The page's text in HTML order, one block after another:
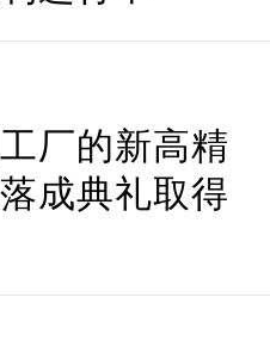
厂的新高精
成典礼取得